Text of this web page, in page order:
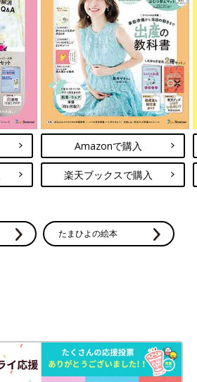
Amazonで購入
楽天ブックスで購入
たまひよの絵本